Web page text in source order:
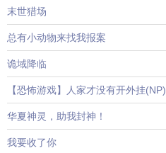
末世猎场
总有小动物来找我报案
诡域降临
【恐怖游戏】人家才没有开外挂(NP)
华夏神灵，助我封神！
我要收了你